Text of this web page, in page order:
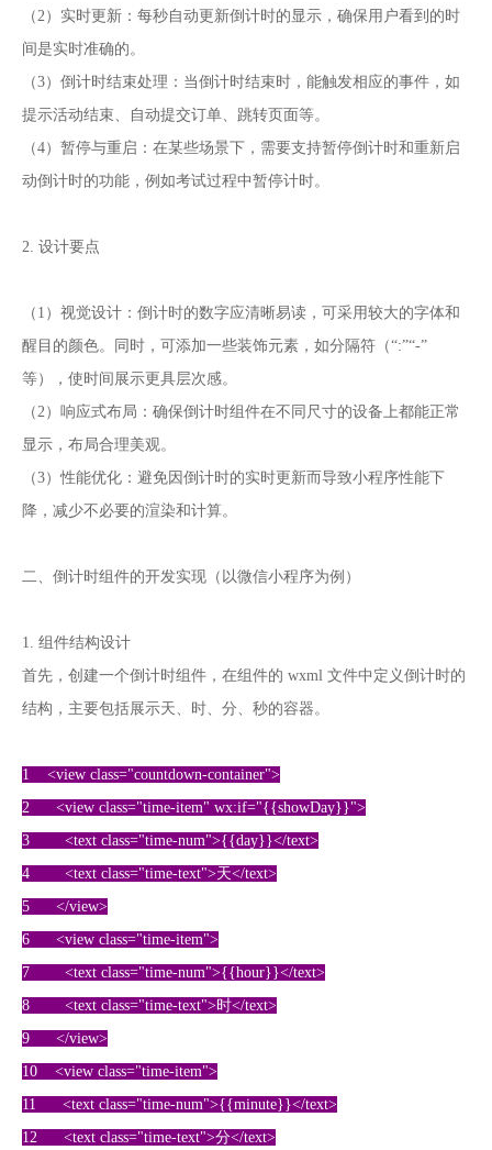
（2）实时更新：每秒自动更新倒计时的显示，确保用户看到的时
间是实时准确的。
（3）倒计时结束处理：当倒计时结束时，能触发相应的事件，如
提示活动结束、自动提交订单、跳转页面等。
（4）暂停与重启：在某些场景下，需要支持暂停倒计时和重新启
动倒计时的功能，例如考试过程中暂停计时。
2. 设计要点
（1）视觉设计：倒计时的数字应清晰易读，可采用较大的字体和
醒目的颜色。同时，可添加一些装饰元素，如分隔符（“:”“-”
等），使时间展示更具层次感。
（2）响应式布局：确保倒计时组件在不同尺寸的设备上都能正常
显示，布局合理美观。
（3）性能优化：避免因倒计时的实时更新而导致小程序性能下
降，减少不必要的渲染和计算。
二、倒计时组件的开发实现（以微信小程序为例）
1. 组件结构设计
首先，创建一个倒计时组件，在组件的 wxml 文件中定义倒计时的
结构，主要包括展示天、时、分、秒的容器。
1 <view class="countdown-container">
2 <view class="time-item" wx:if="{{showDay}}">
3 <text class="time-num">{{day}}</text>
4 <text class="time-text">天</text>
5 </view>
6 <view class="time-item">
7 <text class="time-num">{{hour}}</text>
8 <text class="time-text">时</text>
9 </view>
10 <view class="time-item">
11 <text class="time-num">{{minute}}</text>
12 <text class="time-text">分</text>